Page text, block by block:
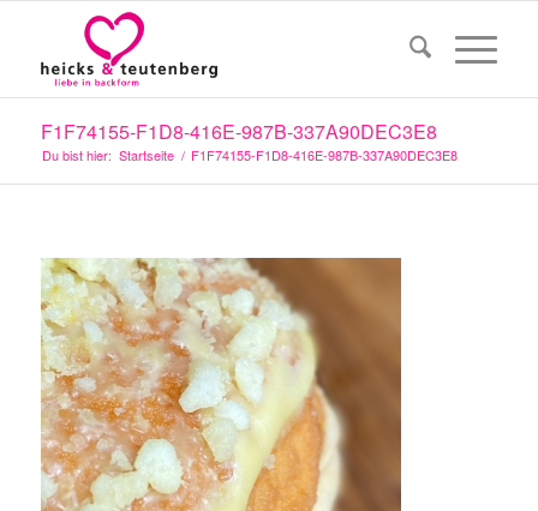
F1F74155-F1D8-416E-987B-337A90DEC3E8
Du bist hier: Startseite / F1F74155-F1D8-416E-987B-337A90DEC3E8